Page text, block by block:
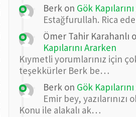
Berk on Gök
Estağfurullah. Rica
Ömer Tahir Karahanlı
Kapılarını Ararken
Kıymetli yorumlarınız için
teşekkürler Berk be…
Berk on Gök
Emir bey, yazılarınızı
Konu ile alakalı ak…